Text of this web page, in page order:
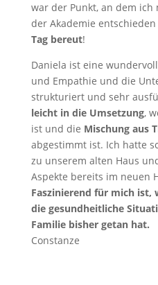
war der Punkt, an dem
der Akademie entschieden
Tag bereut!
Daniela ist eine
und Empathie und die
strukturiert und sehr
leicht in die Umsetzung,
ist und die Mischung aus
abgestimmt ist. Ich hatte
zu unserem alten Haus
Aspekte bereits im neuen
Faszinierend für mich ist,
die gesundheitliche
Familie bisher getan hat.
Constanze